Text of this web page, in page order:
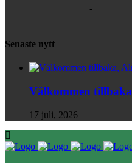
-
Senaste nytt
Välkommen
17 juli, 2026